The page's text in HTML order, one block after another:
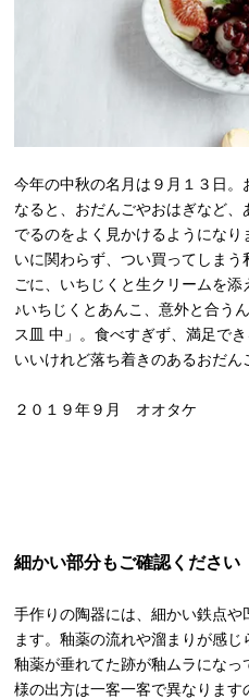
今年の中秋の名月は９月１３日
なると、おだんごやおはぎなど
でるのをよく見かけるようにな
いに関わらず、つい買ってしま
ごに、いちじくと生クリームを
♪いちじくとあんこ、意外と合う
ス皿 中」。食べすぎず、満足で
いいけれど落ち着きのあるおだん
２０１９年９月 オオタケ
細かい部分もご確認ください
手作りの陶器には、細かい鉄点
ます。釉薬の流れや溜まりが感
釉薬が垂れてた跡が釉ムラにな
様の出方は一客一客で異なります